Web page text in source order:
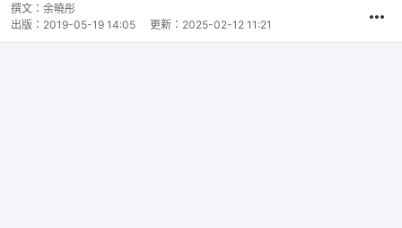
撰文： 余曉彤
出版： 2019-05-19 14:05 更新： 2025-02-12 11:21